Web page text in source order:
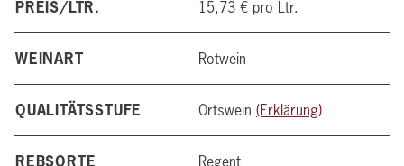
PREIS/LTR. 15,73 € pro Ltr.
WEINART Rotwein
QUALITÄTSSTUFE Ortswein (Erklärung)
REBSORTE Regent